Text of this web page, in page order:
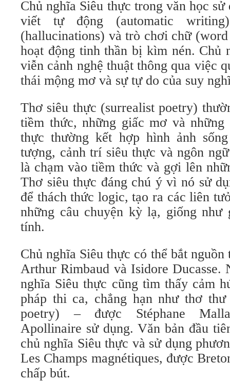
Chủ nghĩa Siêu thực trong văn học
viết tự động (automatic
(hallucinations) và trò chơi chữ
hoạt động tinh thần bị kìm nén. Chủ
viễn cảnh nghệ thuật thông qua việc
thái mộng mơ và sự tự do của suy
Thơ siêu thực (surrealist poetry)
tiềm thức, những giấc mơ và
thực thường kết hợp hình ảnh
tượng, cảnh trí siêu thực và ngôn
là chạm vào tiềm thức và gợi lên
Thơ siêu thực đáng chú ý vì nó sử
để thách thức logic, tạo ra các liên
những câu chuyện kỳ ​​lạ, giống
tính.
Chủ nghĩa Siêu thực có thể bắt
Arthur Rimbaud và Isidore Ducasse.
nghĩa Siêu thực cũng tìm thấy cảm
pháp thi ca, chẳng hạn như thơ thư
poetry) – được Stéphane
Apollinaire sử dụng. Văn bản đầu
chủ nghĩa Siêu thực và sử dụng
Les Champs magnétiques, được
chấp bút.